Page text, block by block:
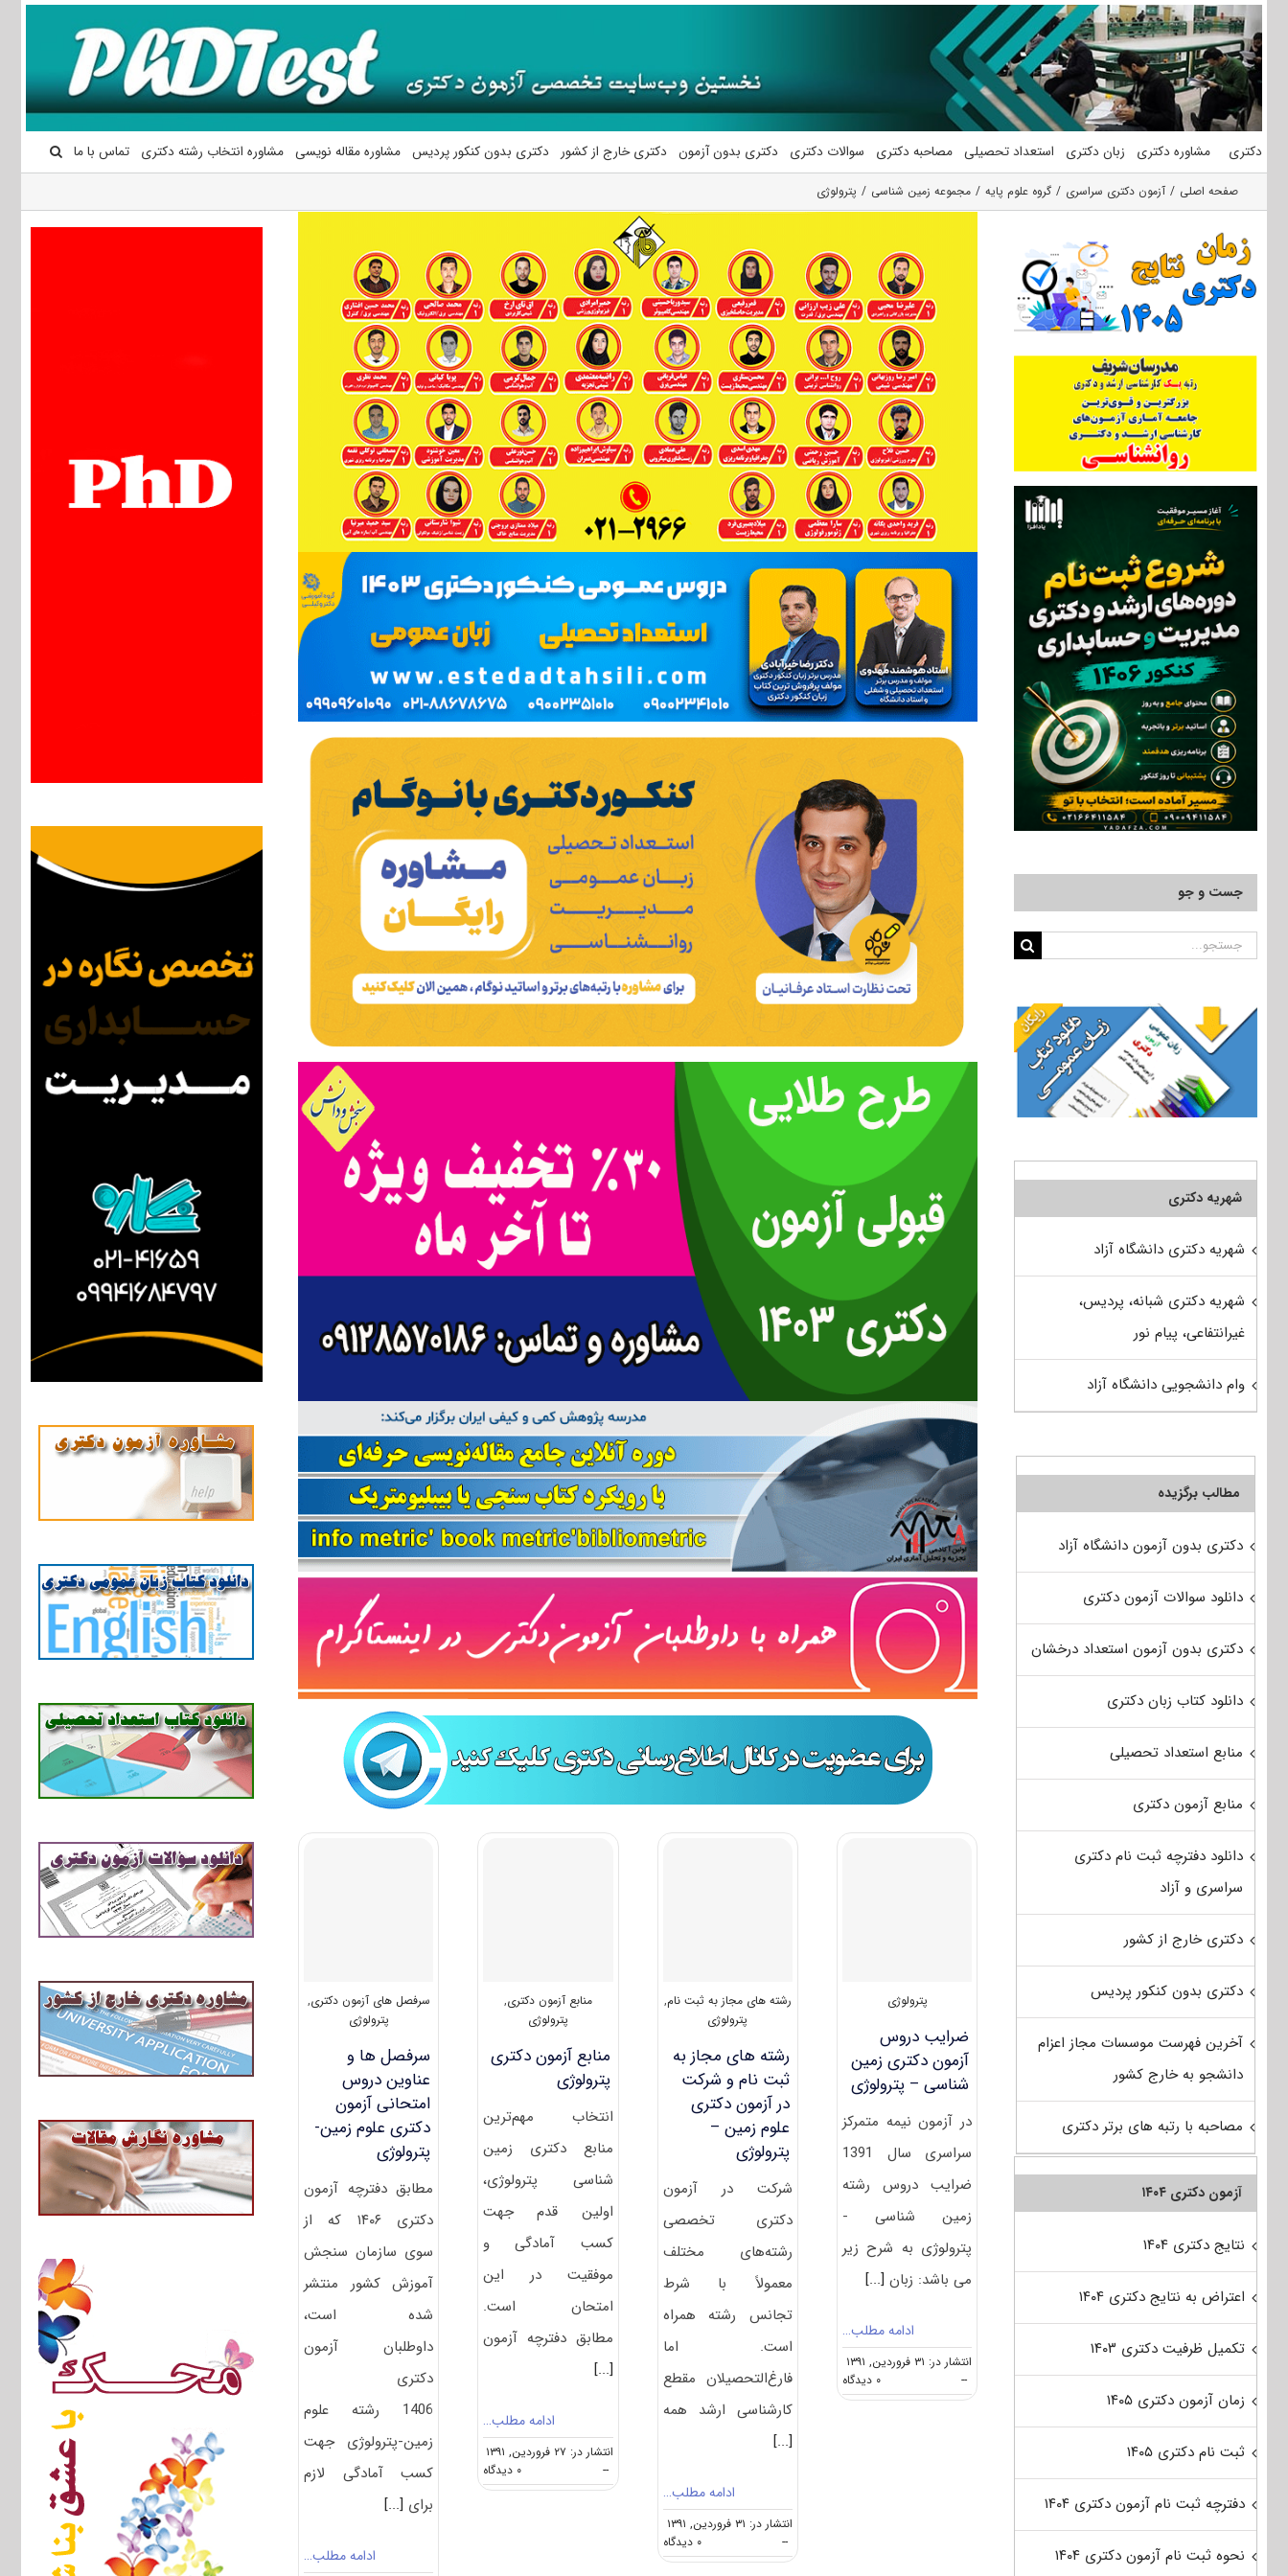
محتوا
دکتری مشاوره دکتری زبان دکتری استعداد تحصیلی مصاحبه دکتری سوالات دکتری دکتری بدون آزمون دکتری خارج از کشور دکتری بدون کنکور پردیس مشاوره مقاله نویسی مشاوره انتخاب رشته دکتری تماس با ما
صفحه اصلی آزمون دکتری سراسری گروه علوم پايه مجموعه زمین شناسی پترولوژی
پترولوژی
ضرایب دروس
آزمون دکتری زمین
شناسی – پترولوژی
در آزمون نیمه متمرکز
سراسری سال 1391
ضرایب دروس رشته
زمین شناسی -
پترولوژی به شرح زیر
می باشد: زبان[...]
ادامه مطلب…
انتشار در: ۳۱ فروردین, ۱۳۹۱
--
۰ دیدگاه
ضرایب
رشته های مجاز به ثبت نام,
پترولوژی
رشته های مجاز به
ثبت نام و شرکت
در آزمون دکتری
علوم زمین –
پترولوژی
شرکت در آزمون
دکتری تخصصی
رشته‌های مختلف
معمولاً با شرط
تجانس رشته همراه
است. اما
فارغ‌التحصیلان مقطع
کارشناسی ارشد همه
[...]
ادامه مطلب…
انتشار در: ۳۱ فروردین, ۱۳۹۱
--
۰ دیدگاه
رشته
منابع آزمون دکتری,
پترولوژی
منابع آزمون دکتری
پترولوژی
انتخاب مهم‌ترین
منابع دکتری زمین
‌شناسی پترولوژی،
اولین قدم جهت
کسب آمادگی و
موفقیت در این
امتحان است.
مطابق دفترچه آزمون
[...]
ادامه مطلب…
انتشار در: ۲۷ فروردین, ۱۳۹۱
--
۰ دیدگاه
on
منابع
سرفصل های آزمون دکتری,
پترولوژی
سرفصل ها و
عناوین دروس
امتحانی آزمون
دکتری علوم زمین-
پترولوژی
مطابق دفترچه آزمون
دکتری ۱۴۰۶ که از
سوی سازمان سنجش
آموزش کشور منتشر
شده است،
داوطلبان آزمون
دکتری
1406 رشته علوم
زمین-پترولوژی جهت
کسب آمادگی لازم
برای [...]
ادامه مطلب…
جست و جو
جستجو
شهریه دکتری
شهریه دکتری دانشگاه آزاد
شهریه دکتری شبانه، پردیس،
غیرانتفاعی، پیام نور
وام دانشجویی دانشگاه آزاد
مطالب برگزیده
دکتری بدون آزمون دانشگاه آزاد
دانلود سوالات آزمون دکتری
دکتری بدون آزمون استعداد درخشان
دانلود کتاب زبان دکتری
منابع استعداد تحصیلی
منابع آزمون دکتری
دانلود دفترچه ثبت نام دکتری
سراسری و آزاد
دکتری خارج از کشور
دکتری بدون کنکور پردیس
آخرین فهرست موسسات مجاز اعزام
دانشجو به خارج کشور
مصاحبه با رتبه های برتر دکتری
آزمون دکتری ۱۴۰۴
نتایج دکتری ۱۴۰۴
اعتراض به نتایج دکتری ۱۴۰۴
تکمیل ظرفیت دکتری ۱۴۰۳
زمان آزمون دکتری ۱۴۰۵
ثبت نام دکتری ۱۴۰۵
دفترچه ثبت نام آزمون دکتری ۱۴۰۴
نحوه ثبت نام آزمون دکتری ۱۴۰۴